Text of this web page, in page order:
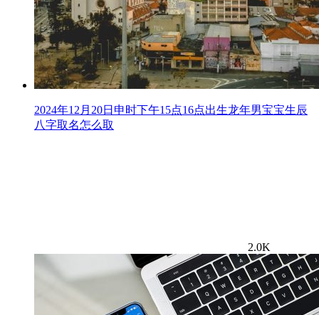
2024年12月20日申时下午15点16点出生龙年男宝宝生辰
八字取名怎么取
2.0K